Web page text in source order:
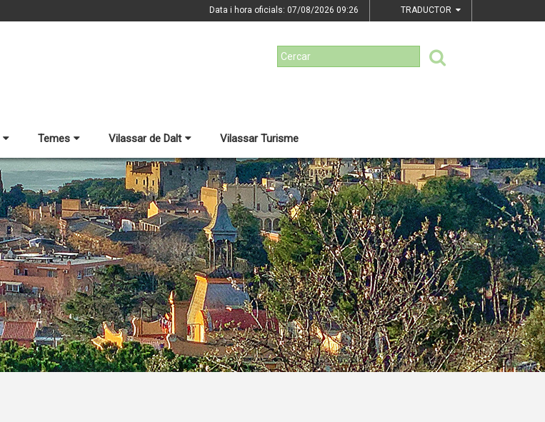
Data i hora oficials: 07/08/2026 09:26 TRADUCTOR
Temes Vilassar de Dalt Vilassar Turisme